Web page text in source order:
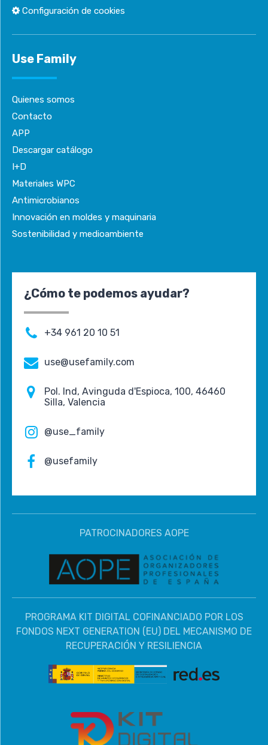
Configuración de cookies
Use Family
Quienes somos
Contacto
APP
Descargar catálogo
I+D
Materiales WPC
Antimicrobianos
Innovación en moldes y maquinaria
Sostenibilidad y medioambiente
¿Cómo te podemos ayudar?
+34 961 20 10 51
use@usefamily.com
Pol. Ind, Avinguda d'Espioca, 100, 46460
Silla, Valencia
@use_family
@usefamily
PATROCINADORES AOPE
PROGRAMA KIT DIGITAL COFINANCIADO POR LOS
FONDOS NEXT GENERATION (EU) DEL MECANISMO DE
RECUPERACIÓN Y RESILIENCIA